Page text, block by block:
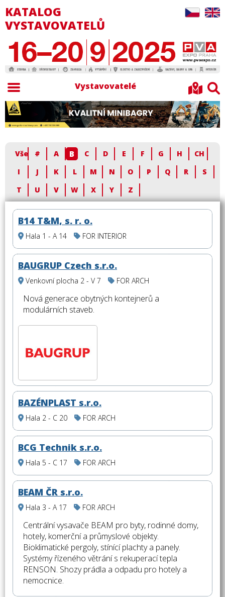
KATALOG
VYSTAVOVATELŮ
Vystavovatelé
Vše # A B C D E F G H
CH
I
J K L M N O P Q R
S
T
U V W X Y Z
B14 T&M, s. r. o.
Hala 1 - A 14 FOR INTERIOR
BAUGRUP Czech s.r.o.
Venkovní plocha 2 - V 7 FOR ARCH
Nová generace obytných kontejnerů a
modulárních staveb.
BAZÉNPLAST s.r.o.
Hala 2 - C 20 FOR ARCH
BCG Technik s.r.o.
Hala 5 - C 17 FOR ARCH
BEAM ČR s.r.o.
Hala 3 - A 17 FOR ARCH
Centrální vysavače BEAM pro byty, rodinné domy,
hotely, komerční a průmyslové objekty.
Bioklimatické pergoly, stínící plachty a panely.
Systémy řízeného větrání s rekuperací tepla
RENSON. Shozy prádla a odpadu pro hotely a
nemocnice.